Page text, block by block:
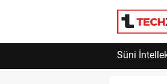
Süni
Süni